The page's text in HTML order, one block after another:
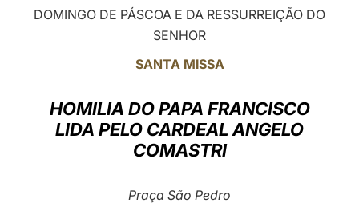
POLSKI
LATINE
DOMINGO DE PÁSCOA E DA RESSURREIÇÃO DO
SENHOR
SANTA MISSA
HOMILIA DO PAPA FRANCISCO
LIDA PELO CARDEAL ANGELO
COMASTRI
Praça São Pedro